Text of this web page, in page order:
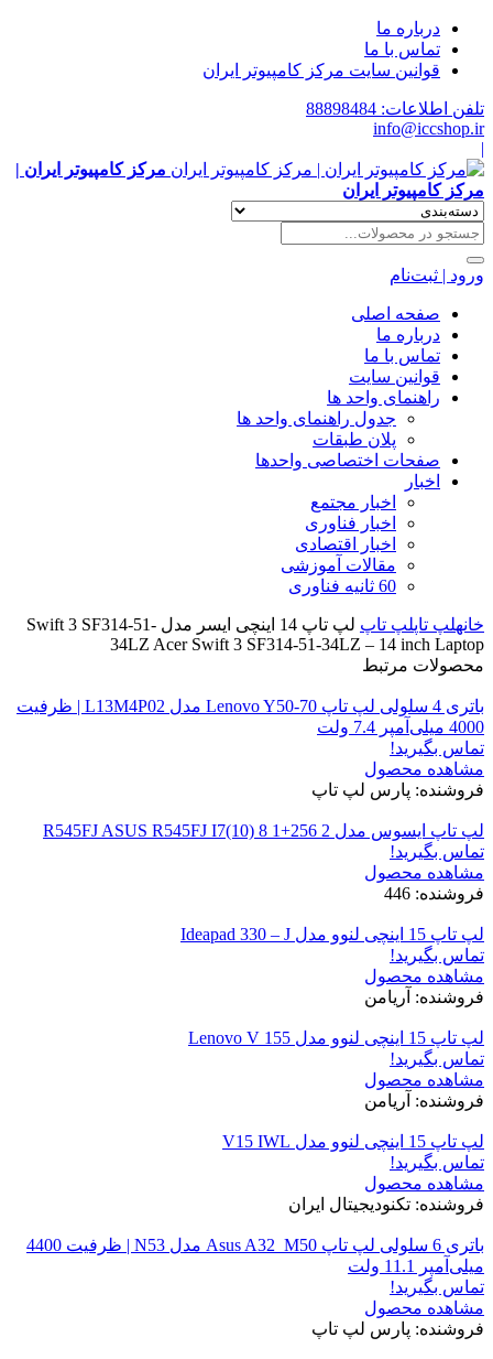
درباره ما
تماس با ما
قوانین سایت مرکز کامپیوتر ایران
تلفن اطلاعات: 88898484
info@iccshop.ir
|
مرکز کامپیوتر ایران |
مرکز کامپیوتر ایران
ورود | ثبت‌نام
صفحه اصلی
درباره ما
تماس با ما
قوانین سایت
راهنمای واحد ها
جدول راهنمای واحد ها
پلان طبقات
صفحات اختصاصی واحدها
اخبار
اخبار مجتمع
اخبار فناوری
اخبار اقتصادی
مقالات آموزشی
60 ثانیه فناوری
خانهلپ تاپلپ تاپ
لپ تاپ 14 اینچی ایسر مدل Swift 3 SF314-51-
34LZ Acer Swift 3 SF314-51-34LZ – 14 inch Laptop
محصولات مرتبط
باتری 4 سلولی لپ تاپ Lenovo Y50-70 مدل L13M4P02 | ظرفیت
4000 میلی‌آمپر 7.4 ولت
تماس بگیرید!
مشاهده محصول
فروشنده: پارس لپ تاپ
لپ تاپ ایسوس مدل R545FJ ASUS R545FJ I7(10) 8 1+256 2
تماس بگیرید!
مشاهده محصول
فروشنده: 446
لپ تاپ 15 اینچی لنوو مدل Ideapad 330 – J
تماس بگیرید!
مشاهده محصول
فروشنده: آریامن
لپ تاپ 15 اینچی لنوو مدل Lenovo V 155
تماس بگیرید!
مشاهده محصول
فروشنده: آریامن
لپ تاپ 15 اینچی لنوو مدل V15 IWL
تماس بگیرید!
مشاهده محصول
فروشنده: تکنودیجیتال ایران
باتری 6 سلولی لپ تاپ Asus A32_M50 مدل N53 | ظرفیت 4400
میلی‌آمپر 11.1 ولت
تماس بگیرید!
مشاهده محصول
فروشنده: پارس لپ تاپ